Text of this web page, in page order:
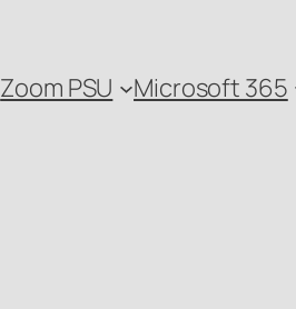
Zoom PSU Microsoft 365